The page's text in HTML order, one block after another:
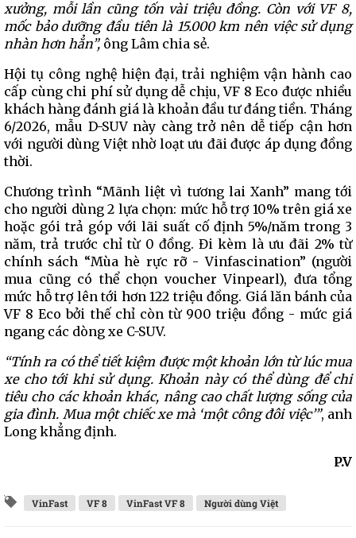
xưởng, mỗi lần cũng tốnvài triệu đồng. Còn với VF 8,
mốc bảo dưỡng đầu tiên là 15.000 km nên việc sử dụng
nhàn hơn hẳn”, ông Lâm chia sẻ.
Hội tụ công nghệ hiện đại, trải nghiệm vận hành cao
cấp cùng chi phí sử dụng dễ chịu, VF 8 Eco được nhiều
khách hàng đánh giá là khoản đầu tư đáng tiền. Tháng
6/2026, mẫu D-SUV này càng trở nên dễ tiếp cận hơn
với người dùng Việt nhờ loạt ưu đãi được áp dụng đồng
thời.
Chương trình “Mãnh liệt vì tương lai Xanh” mang tới
cho người dùng 2 lựa chọn: mức hỗ trợ 10% trên giá xe
hoặc gói trả góp với lãi suất cố định 5%/năm trong 3
năm, trả trước chỉ từ 0 đồng. Đi kèm là ưu đãi 2% từ
chính sách “Mùa hè rực rỡ - Vinfascination” (người
mua cũng có thể chọn voucher Vinpearl), đưa tổng
mức hỗ trợ lên tới hơn 122 triệu đồng. Giá lăn bánh của
VF 8 Eco bởi thế chỉ còn từ 900 triệu đồng - mức giá
ngang các dòng xe C-SUV.
“Tính ra có thể tiết kiệm được một khoản lớn từ lúc mua
xe cho tới khi sử dụng. Khoản này có thể dùng để chi
tiêu cho các khoản khác, nâng cao chất lượng sống của
gia đình. Mua một chiếc xe mà ‘một công đôi việc’”, anh
Long khẳng định.
P.V
VinFast VF 8 VinFast VF 8 Người dùng Việt